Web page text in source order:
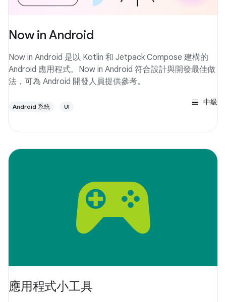
Now in Android
Now in Android 是以 Kotlin 和 Jetpack Compose 建構的
Android 應用程式。Now in Android 符合設計與開發最佳做
法，可為 Android 開發人員提供參考。
Android 系統 UI
中級
應用程式小工具